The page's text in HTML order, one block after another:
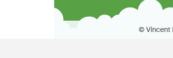
© Vincent